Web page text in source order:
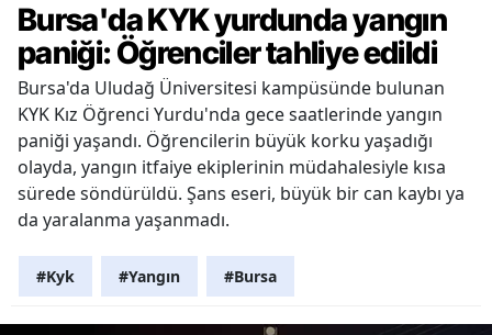
Bursa'da KYK yurdunda yangın
paniği: Öğrenciler tahliye edildi
Bursa'da Uludağ Üniversitesi kampüsünde bulunan
KYK Kız Öğrenci Yurdu'nda gece saatlerinde yangın
paniği yaşandı. Öğrencilerin büyük korku yaşadığı
olayda, yangın itfaiye ekiplerinin müdahalesiyle kısa
sürede söndürüldü. Şans eseri, büyük bir can kaybı ya
da yaralanma yaşanmadı.
#Kyk #Yangın #Bursa